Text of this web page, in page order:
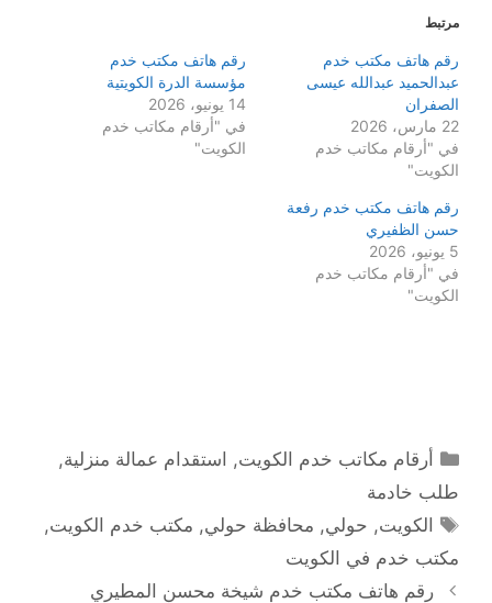
مرتبط
رقم هاتف مكتب خدم
عبدالحميد عبدالله عيسى
الصفران
22 مارس، 2026
في "أرقام مكاتب خدم
الكويت"
رقم هاتف مكتب خدم
مؤسسة الدرة الكويتية
14 يونيو، 2026
في "أرقام مكاتب خدم
الكويت"
رقم هاتف مكتب خدم رفعة
حسن الظفيري
5 يونيو، 2026
في "أرقام مكاتب خدم
الكويت"
التصنيفات
أرقام مكاتب خدم الكويت, استقدام عمالة منزلية,
طلب خادمة
الوسوم
الكويت, حولي, محافظة حولي, مكتب خدم الكويت,
مكتب خدم في الكويت
رقم هاتف مكتب خدم شيخة محسن المطيري